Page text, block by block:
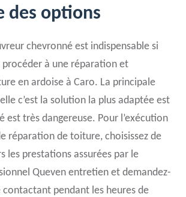
des options
chevronné est indispensable si
procéder à une réparation et
en ardoise à Caro. La principale
c’est la solution la plus adaptée est
est très dangereuse. Pour l’exécution
réparation de toiture, choisissez de
les prestations assurées par le
Queven entretien et demandez-
contactant pendant les heures de